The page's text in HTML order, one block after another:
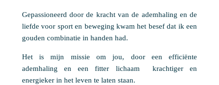
Gepassioneerd door de kracht van de ademhaling en de
liefde voor sport en beweging kwam het besef dat ik een
gouden combinatie in handen had.
Het is mijn missie om jou, door een efficiënte
ademhaling en een fitter lichaam krachtiger en
energieker in het leven te laten staan.